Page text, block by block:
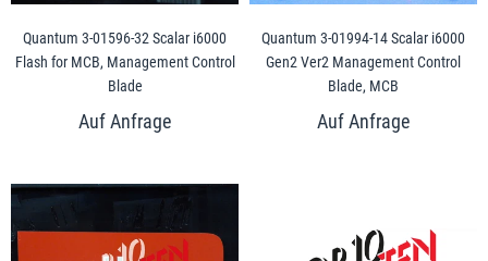
Quantum 3-01596-32 Scalar i6000
Flash for MCB, Management Control
Blade
Quantum 3-01994-14 Scalar i6000
Gen2 Ver2 Management Control
Blade, MCB